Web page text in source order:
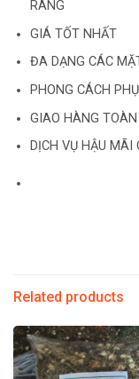
RÀNG
GIÁ TỐT NHẤT
ĐA DẠNG CÁC
PHONG CÁCH
GIAO HÀNG TOÀN
DỊCH VỤ HẬU MÃI
Related products